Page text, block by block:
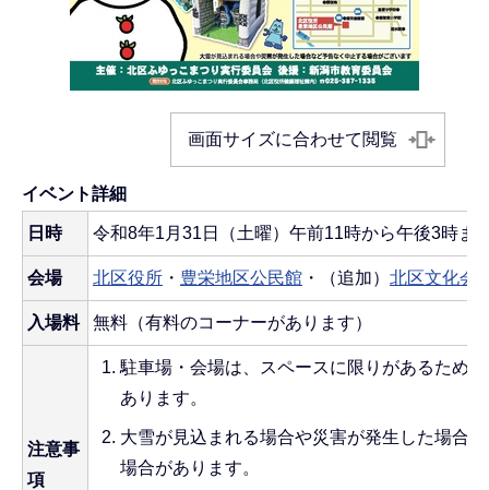
画面サイズに合わせて閲覧
イベント詳細
日時 令和8年1月31日（土曜）午前11時から午後3時ま
会場 北区役所 ・ 豊栄地区公民館 ・（追加） 北区文化会
入場料 無料（有料のコーナーがあります）
注意事
項
駐車場・会場は、スペースに限りがあるため
あります。
大雪が見込まれる場合や災害が発生した場合
場合があります。